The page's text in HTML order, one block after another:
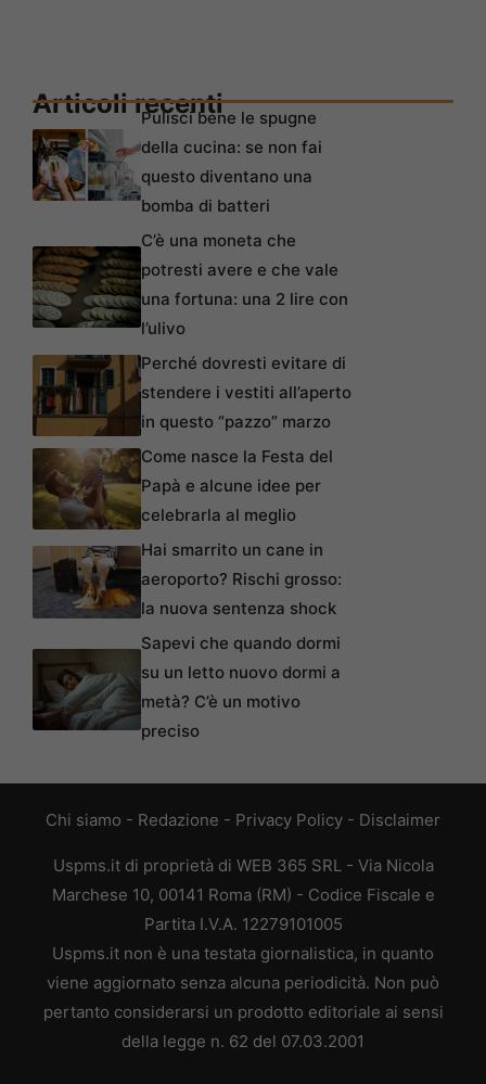
Articoli recentiPulisci bene le spugne
della cucina: se non fai
questo diventano una
bomba di batteri
C’è una moneta che
potresti avere e che vale
una fortuna: una 2 lire con
l’ulivo
Perché dovresti evitare di
stendere i vestiti all’aperto
in questo “pazzo” marzo
Come nasce la Festa del
Papà e alcune idee per
celebrarla al meglio
Hai smarrito un cane in
aeroporto? Rischi grosso:
la nuova sentenza shock
Sapevi che quando dormi
su un letto nuovo dormi a
metà? C’è un motivo
preciso
Chi siamo - Redazione - Privacy Policy - Disclaimer
Uspms.it di proprietà di WEB 365 SRL - Via Nicola
Marchese 10, 00141 Roma (RM) - Codice Fiscale e
Partita I.V.A. 12279101005
Uspms.it non è una testata giornalistica, in quanto
viene aggiornato senza alcuna periodicità. Non può
pertanto considerarsi un prodotto editoriale ai sensi
della legge n. 62 del 07.03.2001